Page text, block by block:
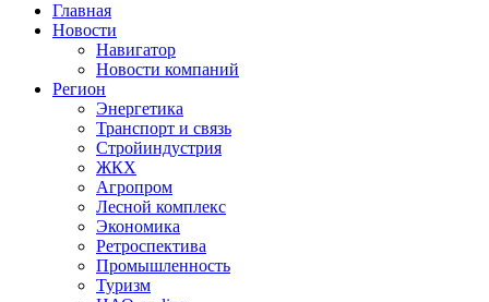
Главная
Новости
Навигатор
Новости компаний
Регион
Энергетика
Транспорт и связь
Стройиндустрия
ЖКХ
Агропром
Лесной комплекс
Экономика
Ретроспектива
Промышленность
Туризм